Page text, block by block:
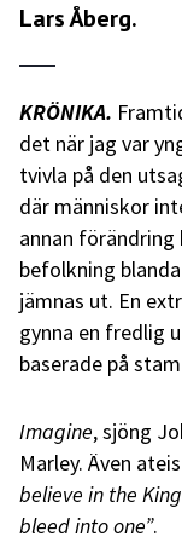
Lars Åberg.
KRÖNIKA.
det när jag var
tvivla på den
där människor
annan
befolkning
jämnas ut. En
gynna en fredlig
baserade på
Imagine, sjöng
Marley. Även
believe in the
bleed into one”.